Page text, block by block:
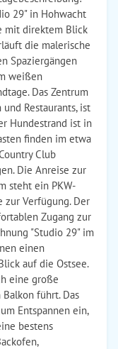
29" in Hohwacht
mit direktem Blick
die malerische
Spaziergängen
weißen
Das Zentrum
Restaurants, ist
Hundestrand ist in
finden im etwa
Club
Die Anreise zur
steht ein PKW-
Verfügung. Der
Zugang zur
"Studio 29" im
einen
auf die Ostsee.
eine große
führt. Das
Entspannen ein,
bestens